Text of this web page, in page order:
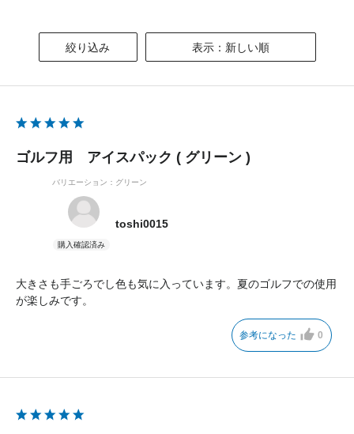
絞り込み 表示：新しい順
ゴルフ用 アイスパック ( グリーン )
バリエーション：グリーン
toshi0015
大きさも手ごろでし色も気に入っています。夏のゴルフでの使用
が楽しみです。
参考になった 0